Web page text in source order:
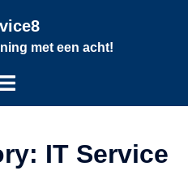
met een acht!
IT Service